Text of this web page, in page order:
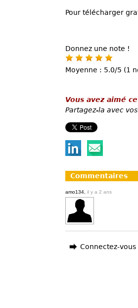
Pour télécharger
Donnez une note !
Moyenne : 5.0/5 (1
Vous avez aimé
Partagez-la avec
Commentaires
amo134, il y a 2 ans
Connectez-